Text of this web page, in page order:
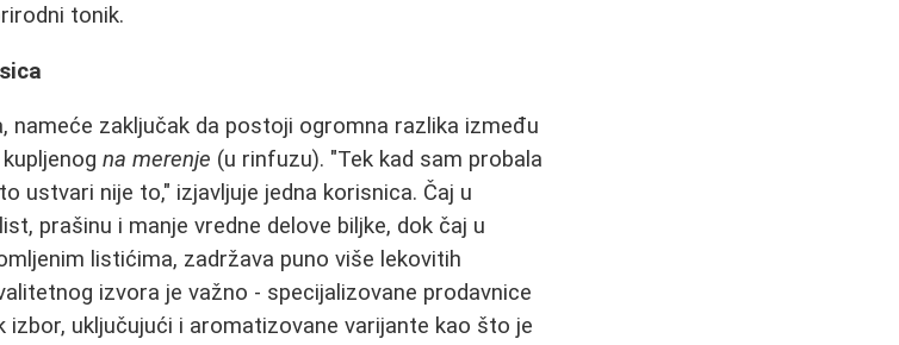
tonik.
nameće zaključak da postoji ogromna razlika između
na merenje (u rinfuzu). "Tek kad sam probala
ustvari nije to," izjavljuje jedna korisnica. Čaj u
prašinu i manje vredne delove biljke, dok čaj u
listićima, zadržava puno više lekovitih
izvora je važno - specijalizovane prodavnice
izbor, uključujući i aromatizovane varijante kao što je